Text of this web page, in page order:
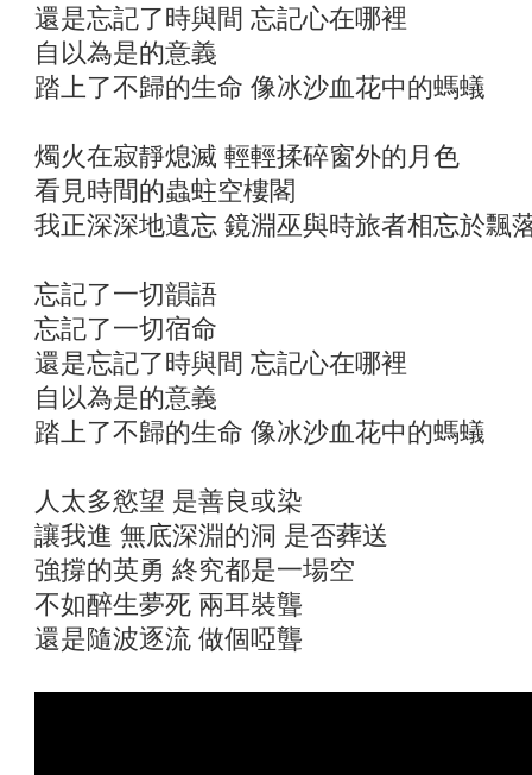
還是忘記了時與間 忘記心在哪裡
自以為是的意義
踏上了不歸的生命 像冰沙血花中的螞蟻
燭火在寂靜熄滅 輕輕揉碎窗外的月色
看見時間的蟲蛀空樓閣
我正深深地遺忘 鏡淵巫與時旅者相忘於飄
忘記了一切韻語
忘記了一切宿命
還是忘記了時與間 忘記心在哪裡
自以為是的意義
踏上了不歸的生命 像冰沙血花中的螞蟻
人太多慾望 是善良或染
讓我進 無底深淵的洞 是否葬送
強撐的英勇 終究都是一場空
不如醉生夢死 兩耳裝聾
還是隨波逐流 做個啞聾